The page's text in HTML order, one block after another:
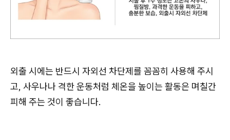
외출 시에는 반드시 자외선 차단제를 꼼꼼히 사용해 주시
고, 사우나나 격한 운동처럼 체온을 높이는 활동은 며칠간
피해 주는 것이 좋습니다.